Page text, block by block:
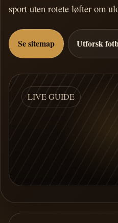
sport uten rotete løfter om
Se sitemap Utforsk
LIVE GUIDE